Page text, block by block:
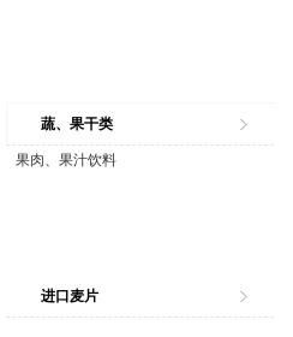
蔬、果干类
果肉、果汁饮料
进口麦片